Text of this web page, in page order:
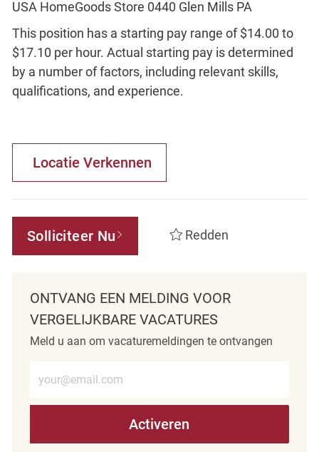
USA HomeGoods Store 0440 Glen Mills PA
This position has a starting pay range of $14.00 to
$17.10 per hour. Actual starting pay is determined
by a number of factors, including relevant skills,
qualifications, and experience.
Locatie Verkennen
Solliciteer Nu Redden
ONTVANG EEN MELDING VOOR
VERGELIJKBARE VACATURES
Meld u aan om vacaturemeldingen te ontvangen
Activeren